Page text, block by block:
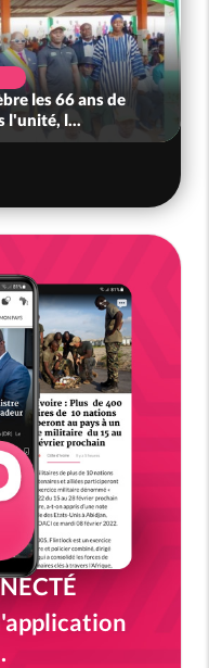
les 66 ans de
l'unité, l...